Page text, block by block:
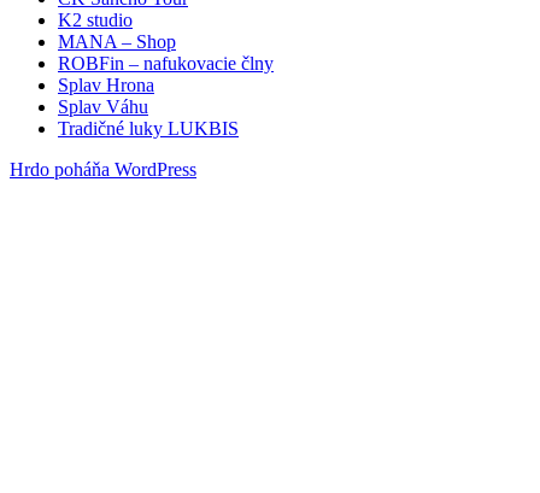
K2 studio
MANA – Shop
ROBFin – nafukovacie člny
Splav Hrona
Splav Váhu
Tradičné luky LUKBIS
Hrdo poháňa WordPress